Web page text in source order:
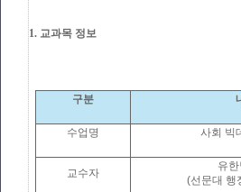
1. 교과목 정보
구분
수업명 사회 빅
교수자
유
(선문대 행